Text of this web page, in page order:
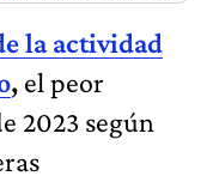
la actividad
, el peor
2023 según